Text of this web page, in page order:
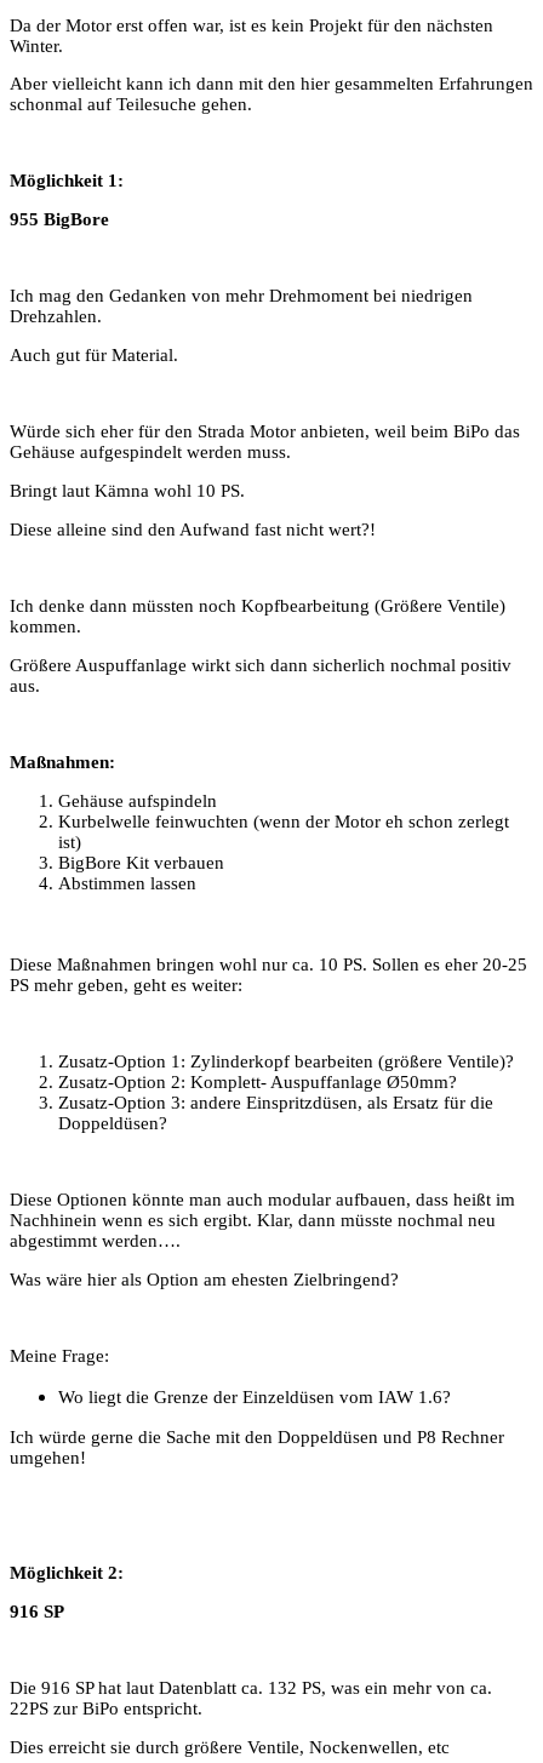
Da der Motor erst offen war, ist es kein Projekt für den nächsten
Winter.
Aber vielleicht kann ich dann mit den hier gesammelten Erfahrungen
schonmal auf Teilesuche gehen.
Möglichkeit 1:
955 BigBore
Ich mag den Gedanken von mehr Drehmoment bei niedrigen
Drehzahlen.
Auch gut für Material.
Würde sich eher für den Strada Motor anbieten, weil beim BiPo das
Gehäuse aufgespindelt werden muss.
Bringt laut Kämna wohl 10 PS.
Diese alleine sind den Aufwand fast nicht wert?!
Ich denke dann müssten noch Kopfbearbeitung (Größere Ventile)
kommen.
Größere Auspuffanlage wirkt sich dann sicherlich nochmal positiv
aus.
Maßnahmen:
Gehäuse aufspindeln
Kurbelwelle feinwuchten (wenn der Motor eh schon zerlegt
ist)
BigBore Kit verbauen
Abstimmen lassen
Diese Maßnahmen bringen wohl nur ca. 10 PS. Sollen es eher 20-25
PS mehr geben, geht es weiter:
Zusatz-Option 1: Zylinderkopf bearbeiten (größere Ventile)?
Zusatz-Option 2: Komplett- Auspuffanlage Ø50mm?
Zusatz-Option 3: andere Einspritzdüsen, als Ersatz für die
Doppeldüsen?
Diese Optionen könnte man auch modular aufbauen, dass heißt im
Nachhinein wenn es sich ergibt. Klar, dann müsste nochmal neu
abgestimmt werden….
Was wäre hier als Option am ehesten Zielbringend?
Meine Frage:
Wo liegt die Grenze der Einzeldüsen vom IAW 1.6?
Ich würde gerne die Sache mit den Doppeldüsen und P8 Rechner
umgehen!
Möglichkeit 2:
916 SP
Die 916 SP hat laut Datenblatt ca. 132 PS, was ein mehr von ca.
22PS zur BiPo entspricht.
Dies erreicht sie durch größere Ventile, Nockenwellen, etc